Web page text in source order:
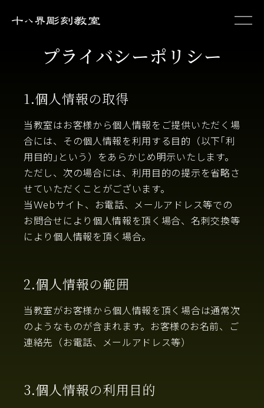
初めての方へ
お知らせ
お問い合わせ
プライバシーポリシー
1.個人情報の取得
当教室はお客様から個人情報をご提供いただく場
合には、その個人情報を利用する目的（以下｢利
用目的｣という）をあらかじめ明示いたします。
ただし、次の場合には、利用目的の提示を省略さ
せていただくことがございます。
当Ｗebサイト、お電話、メールアドレス等での
お問合せにより個人情報を頂く場合、名刺交換等
により個人情報を頂く場合。
2.個人情報の範囲
当教室がお客様から個人情報を頂く場合は通常次
のようなものが含まれます。お客様のお名前、ご
連絡先（お電話、メールアドレス等）
3.個人情報の利用目的